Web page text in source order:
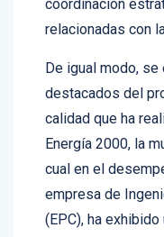
relacionadas con
destacados del
calidad que ha
Energía 2000, la
cual en el
empresa de
(EPC), ha
ejecución de las